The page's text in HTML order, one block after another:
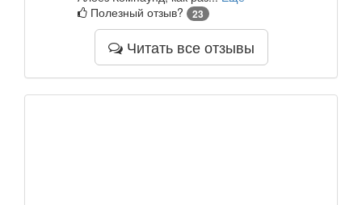
Полезный отзыв?
23
Читать все отзывы